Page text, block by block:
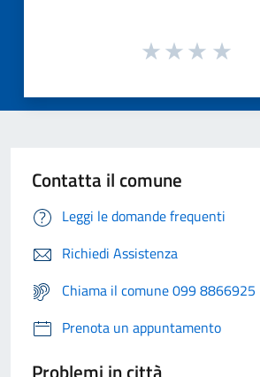
Contatta il comune
Leggi le domande frequenti
Richiedi Assistenza
Chiama il comune 099 8866925
Prenota un appuntamento